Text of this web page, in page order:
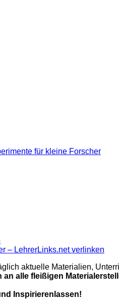
für kleine Forscher
– LehrerLinks.net verlinken
aktuelle Materialien,
an alle fleißigen
Inspirierenlassen!